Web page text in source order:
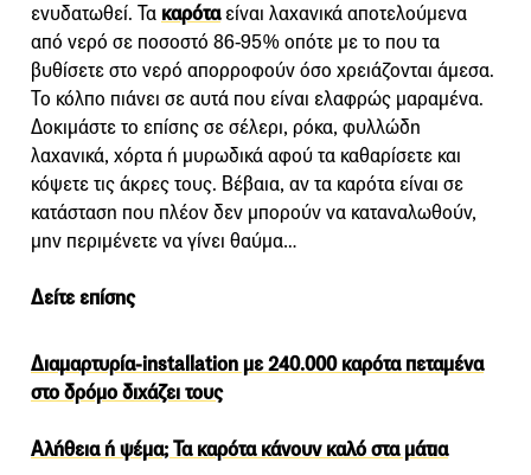
ενυδατωθεί. Τα καρόταείναι λαχανικά αποτελούμενα
από νερό σε ποσοστό 86-95% οπότε με το που τα
βυθίσετε στο νερό απορροφούν όσο χρειάζονται άμεσα.
Το κόλπο πιάνει σε αυτά που είναι ελαφρώς μαραμένα.
Δοκιμάστε το επίσης σε σέλερι, ρόκα, φυλλώδη
λαχανικά, χόρτα ή μυρωδικά αφού τα καθαρίσετε και
κόψετε τις άκρες τους. Βέβαια, αν τα καρότα είναι σε
κατάσταση που πλέον δεν μπορούν να καταναλωθούν,
μην περιμένετε να γίνει θαύμα…
Δείτε επίσης
Διαμαρτυρία-installation με 240.000 καρότα πεταμένα
στο δρόμο διχάζει τους
Αλήθεια ή ψέμα; Τα καρότα κάνουν καλό στα μάτια